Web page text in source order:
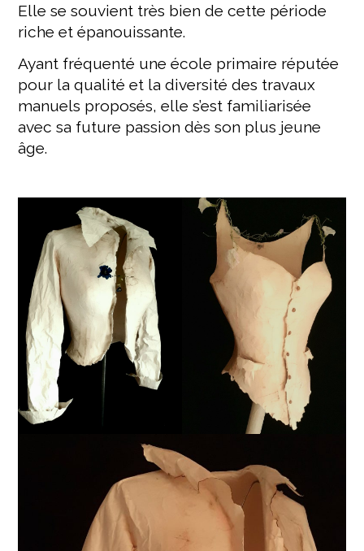
Elle se souvient très bien de cette période
riche et épanouissante.
Ayant fréquenté une école primaire réputée
pour la qualité et la diversité des travaux
manuels proposés, elle s’est familiarisée
avec sa future passion dès son plus jeune
âge.